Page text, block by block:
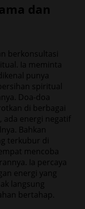
dan
berkonsultasi
Ia meminta
punya
spiritual
Doa-doa
di berbagai
ada energi negatif
Bahkan
terkubur di
mencoba
Ia percaya
energi yang
langsung
bertahap.